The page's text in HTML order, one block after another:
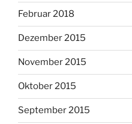
Februar 2018
Dezember 2015
November 2015
Oktober 2015
September 2015